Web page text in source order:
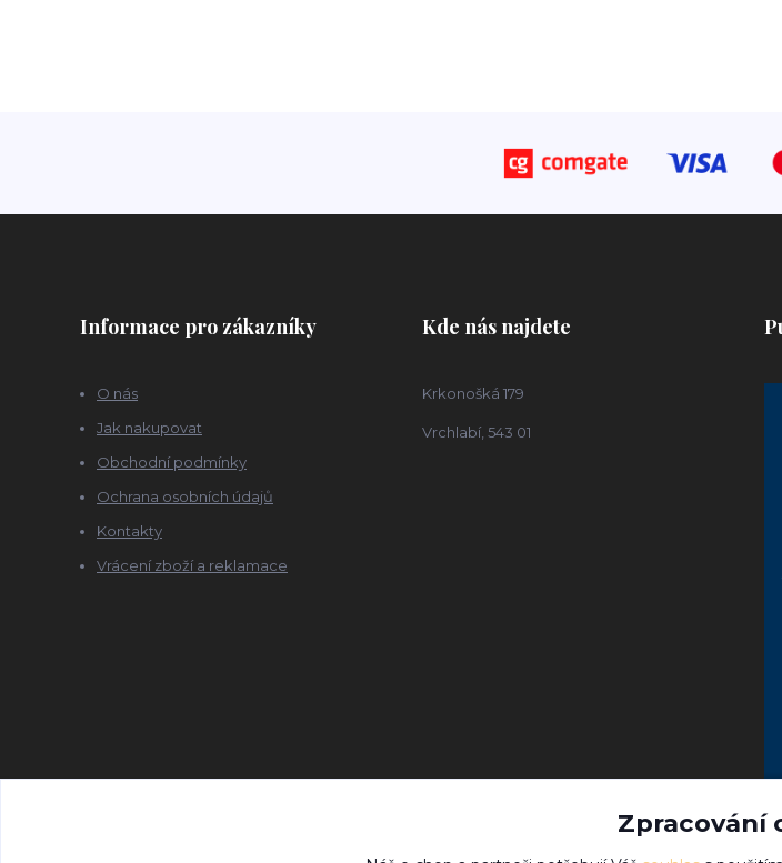
Informace pro zákazníky
O nás
Jak nakupovat
Obchodní podmínky
Ochrana osobních údajů
Kontakty
Vrácení zboží a reklamace
Kde nás najdete
Krkonošká 179
Vrchlabí, 543 01
Zpracování